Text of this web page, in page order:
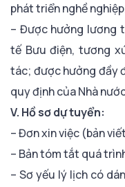
phát triển nghề
– Được hưởng lương
tế Bưu điện, tương
tác; được hưởng đầy
quy định của Nhà
V. Hồ sơ dự tuyển:
– Đơn xin việc (bản
– Bản tóm tắt quá
– Sơ yếu lý lịch có